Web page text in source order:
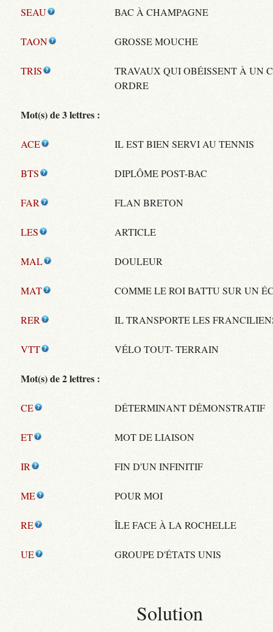
SEAU BAC À CHAMPAGNE
TAON GROSSE MOUCHE
TRIS
TRAVAUX QUI OBÉISSENT À UN
ORDRE
Mot(s) de 3 lettres :
ACE IL EST BIEN SERVI AU TENNIS
BTS DIPLÔME POST-BAC
FAR FLAN BRETON
LES ARTICLE
MAL DOULEUR
MAT COMME LE ROI BATTU SUR UN
RER IL TRANSPORTE LES
VTT VÉLO TOUT- TERRAIN
Mot(s) de 2 lettres :
CE DÉTERMINANT DÉMONSTRATIF
ET MOT DE LIAISON
IR FIN D'UN INFINITIF
ME POUR MOI
RE ÎLE FACE À LA ROCHELLE
UE GROUPE D'ÉTATS UNIS
Solution